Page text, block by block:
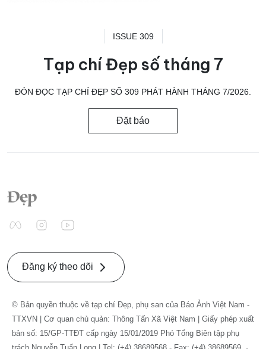
ISSUE 309
Tạp chí Đẹp số tháng 7
ĐÓN ĐỌC TẠP CHÍ ĐẸP SỐ 309 PHÁT HÀNH THÁNG 7/2026.
Đặt báo
Đăng ký theo dõi
© Bản quyền thuộc về tạp chí Đẹp, phụ san của Báo Ảnh Việt Nam -
TTXVN | Cơ quan chủ quản: Thông Tấn Xã Việt Nam | Giấy phép xuất
bản số: 15/GP-TTĐT cấp ngày 15/01/2019 Phó Tổng Biên tập phụ